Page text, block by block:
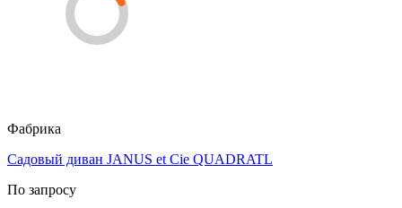
Фабрика
Садовый диван JANUS et Cie QUADRATL
По запросу